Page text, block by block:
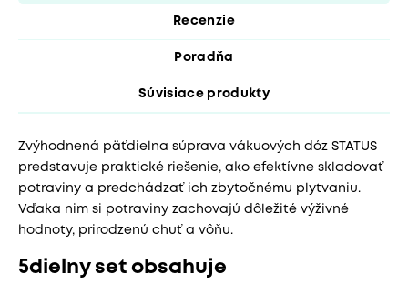
Recenzie
Poradňa
Súvisiace produkty
Zvýhodnená päťdielna súprava vákuových dóz STATUS
predstavuje praktické riešenie, ako efektívne skladovať
potraviny a predchádzať ich zbytočnému plytvaniu.
Vďaka nim si potraviny zachovajú dôležité výživné
hodnoty, prirodzenú chuť a vôňu.
5dielny set obsahuje